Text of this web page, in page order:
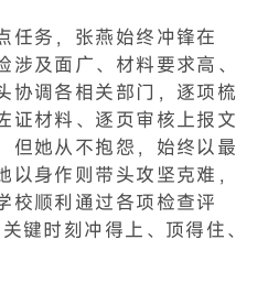
任务，张燕始终冲锋在
及面广、材料要求高、
协调各相关部门，逐项梳
证材料、逐页审核上报文
但她从不抱怨，始终以最
身作则带头攻坚克难，
校顺利通过各项检查评
键时刻冲得上、顶得住、